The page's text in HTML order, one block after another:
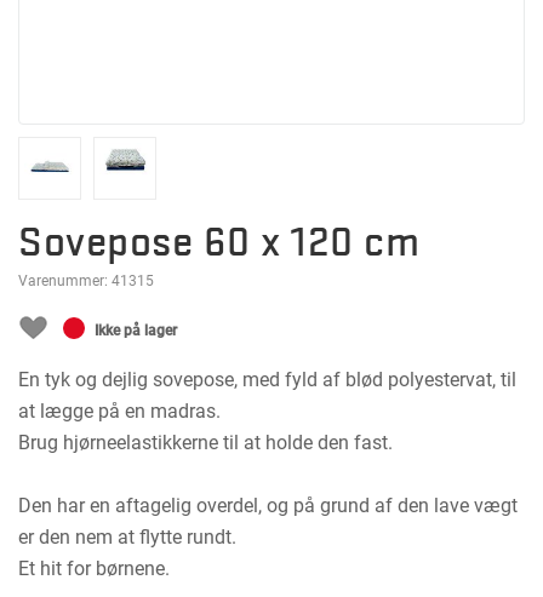
Sovepose 60 x 120 cm
Varenummer: 41315
Ikke på lager
En tyk og dejlig sovepose, med fyld af blød polyestervat, til
at lægge på en madras.
Brug hjørneelastikkerne til at holde den fast.
Den har en aftagelig overdel, og på grund af den lave vægt
er den nem at flytte rundt.
Et hit for børnene.